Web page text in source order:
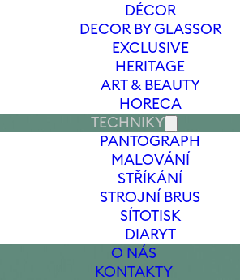
DÉCOR
DECOR BY GLASSOR
EXCLUSIVE
HERITAGE
ART & BEAUTY
HORECA
TECHNIKY
PANTOGRAPH
MALOVÁNÍ
STŘÍKÁNÍ
STROJNÍ BRUS
SÍTOTISK
DIARYT
O NÁS
KONTAKTY